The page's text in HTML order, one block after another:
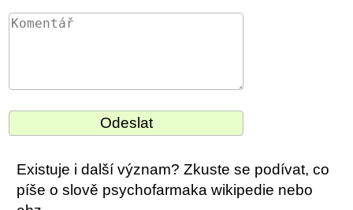
Existuje i další význam? Zkuste se podívat, co
píše o slově psychofarmaka wikipedie nebo